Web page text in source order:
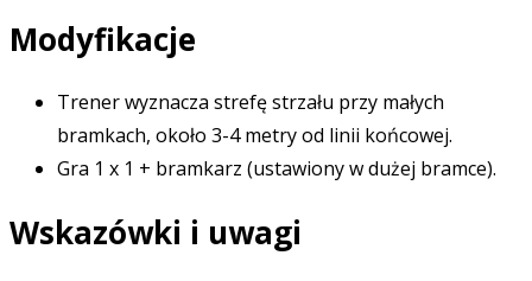
Modyfikacje
Trener wyznacza strefę strzału przy małych
bramkach, około 3-4 metry od linii końcowej.
Gra 1 x 1 + bramkarz (ustawiony w dużej bramce).
Wskazówki i uwagi